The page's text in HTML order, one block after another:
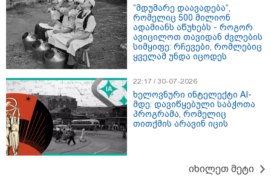
18:51 / 08-08-2026
"ზურგს უკან
ლაჩრულად
მომეპარნენ და თავს
დამესხნენ - ასფალტზე
თავი მრავალჯერ
დამარტყმევინეს,
მირტყეს მუშტები" - რას
22:29 / 08-08-2026
"24 იანვრის ღამეს
თამარ ნავროზაშვილის
ძმა მიგზავნის მესიჯს...
მე ვერ ვნახე, რადგან
"სპამებში" ჩავარდა": რა
მისწერა ნია იმნაძის
ბიძამ ეკა კუპატაძეს? -
გიგა ავალიანის დედა
"სქრინს" აქვეყნებს
ნია
-
როდის,
ოჯახის
“მდუმარე დაავადება“,
რომელიც 500 მილიონ
ადამიანს აწუხებს - როგორ
ავიცილოთ თავიდან ძვლების
სიმყიფე: რჩევები, რომლებიც
ყველამ უნდა იცოდეს
22:17 / 30-07-2026
ხელოვნური ინტელექტი AI-
მდე: დავიწყებული საბჭოთა
პროგრამა, რომელიც
თითქმის არავინ იცის
იხილეთ მეტი